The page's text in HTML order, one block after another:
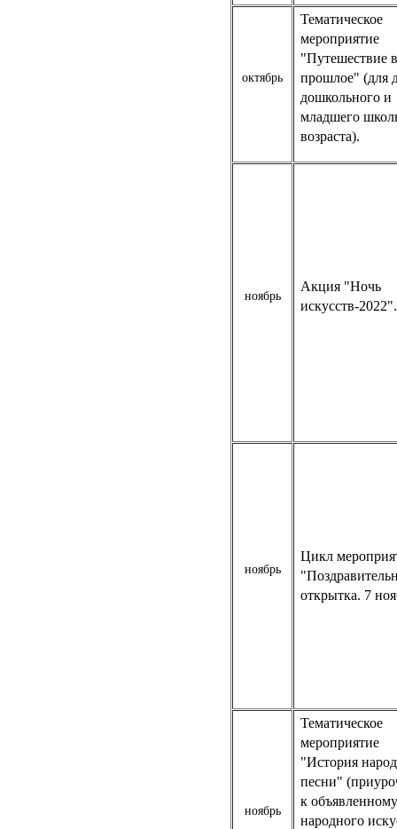
октябрь
Тематическое
мероприятие
"Путешествие в
прошлое" (для
дошкольного и
младшего
возраста).
ноябрь
Акция "Ночь
искусств-2022".
ноябрь
Цикл
открытка. 7
ноябрь
Тематическое
мероприятие
"История
песни"
к
народного